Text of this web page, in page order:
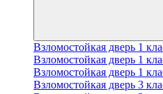
Взломостойкая дверь 1
Взломостойкая дверь 1
Взломостойкая дверь 1
Взломостойкая дверь 3